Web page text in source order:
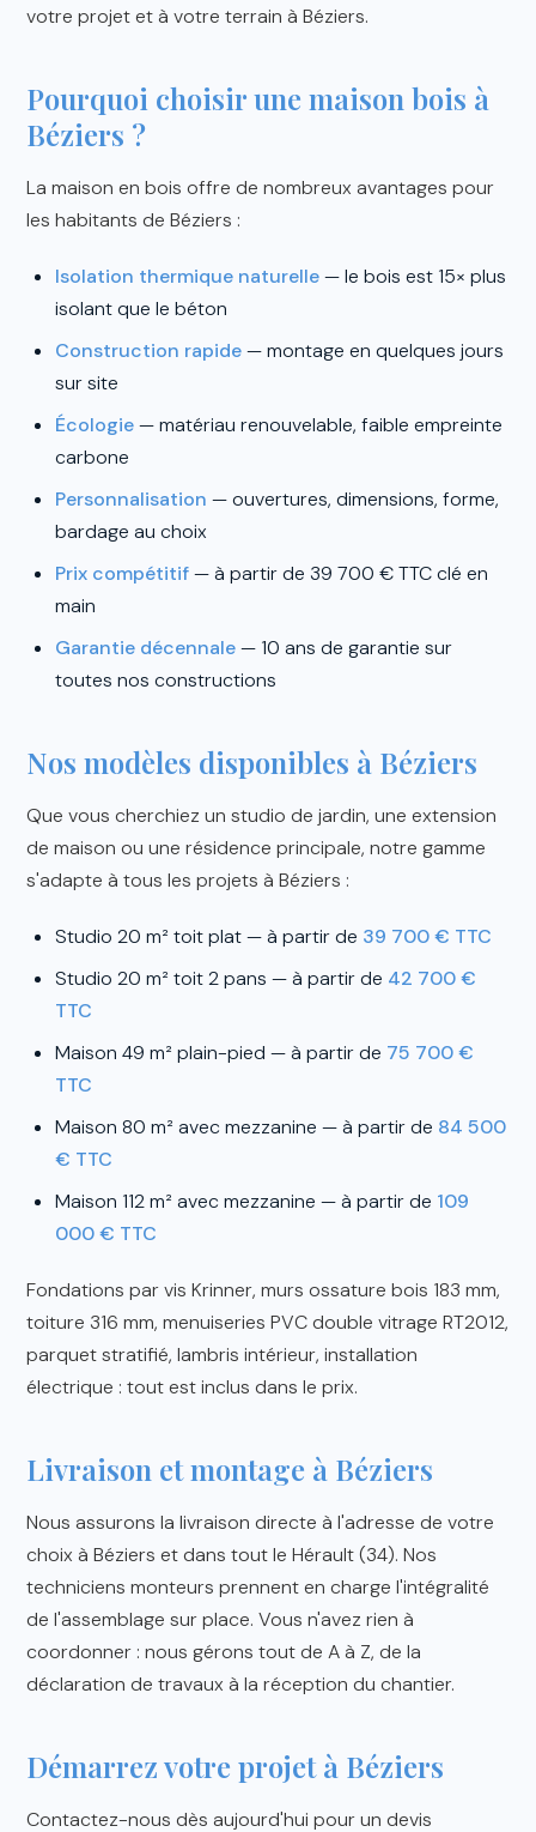
votre projet et à votre terrain à Béziers.
Pourquoi choisir une maison bois à
Béziers ?
La maison en bois offre de nombreux avantages pour
les habitants de Béziers :
Isolation thermique naturelle— le bois est 15× plus
isolant que le béton
Construction rapide— montage en quelques jours
sur site
Écologie— matériau renouvelable, faible empreinte
carbone
Personnalisation — ouvertures, dimensions, forme,
bardage au choix
Prix compétitif— à partir de 39 700 € TTC clé en
main
Garantie décennale— 10 ans de garantie sur
toutes nos constructions
Nos modèles disponibles à Béziers
Que vous cherchiez un studio de jardin, une extension
de maison ou une résidence principale, notre gamme
s'adapte à tous les projets à Béziers :
Studio 20 m² toit plat — à partir de 39 700 € TTC
Studio 20 m² toit 2 pans — à partir de 42 700 €
TTC
Maison 49 m² plain-pied — à partir de 75 700 €
TTC
Maison 80 m² avec mezzanine — à partir de 84 500
€ TTC
Maison 112 m² avec mezzanine — à partir de 109
000 € TTC
Fondations par vis Krinner, murs ossature bois 183 mm,
toiture 316 mm, menuiseries PVC double vitrage RT2012,
parquet stratifié, lambris intérieur, installation
électrique : tout est inclus dans le prix.
Livraison et montage à Béziers
Nous assurons la livraison directe à l'adresse de votre
choix à Béziers et dans tout le Hérault (34). Nos
techniciens monteurs prennent en charge l'intégralité
de l'assemblage sur place. Vous n'avez rien à
coordonner : nous gérons tout de A à Z, de la
déclaration de travaux à la réception du chantier.
Démarrez votre projet à Béziers
Contactez-nous dès aujourd'hui pour un devis